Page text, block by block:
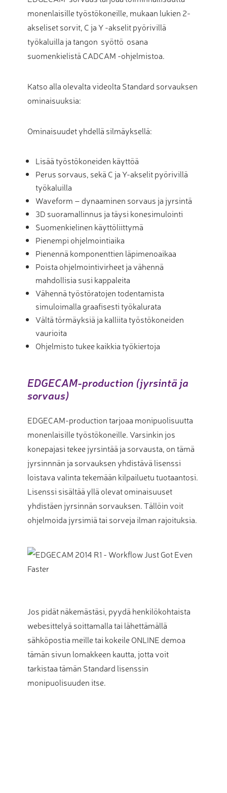
monenlaisille työstökoneille, mukaan lukien 2-
akseliset sorvit, C ja Y -akselit pyörivillä
työkaluilla ja tangon syöttö osana
suomenkielistä CADCAM -ohjelmistoa.
Katso alla olevalta videolta Standard sorvauksen
ominaisuuksia:
Ominaisuudet yhdellä silmäyksellä:
Lisää työstökoneiden käyttöä
Perus sorvaus, sekä C ja Y-akselit pyörivillä
työkaluilla
Waveform – dynaaminen sorvaus ja jyrsintä
3D suoramallinnus ja täysi konesimulointi
Suomenkielinen käyttöliittymä
Pienempi ohjelmointiaika
Pienennä komponenttien läpimenoaikaa
Poista ohjelmointivirheet ja vähennä
mahdollisia susi kappaleita
Vähennä työstöratojen todentamista
simuloimalla graafisesti työkalurata
Vältä törmäyksiä ja kalliita työstökoneiden
vaurioita
Ohjelmisto tukee kaikkia työkiertoja
EDGECAM-production (jyrsintä ja
sorvaus)
EDGECAM-production tarjoaa monipuolisuutta
monenlaisille työstökoneille. Varsinkin jos
konepajasi tekee jyrsintää ja sorvausta, on tämä
jyrsinnnän ja sorvauksen yhdistävä lisenssi
loistava valinta tekemään kilpailuetu tuotaantosi.
Lisenssi sisältää yllä olevat ominaisuuset
yhdistäen jyrsinnän sorvauksen. Tällöin voit
ohjelmoida jyrsimiä tai sorveja ilman rajoituksia.
Jos pidät näkemästäsi, pyydä henkilökohtaista
webesittelyä soittamalla tai lähettämällä
sähköpostia meille tai kokeile ONLINE demoa
tämän sivun lomakkeen kautta, jotta voit
tarkistaa tämän Standard lisenssin
monipuolisuuden itse.